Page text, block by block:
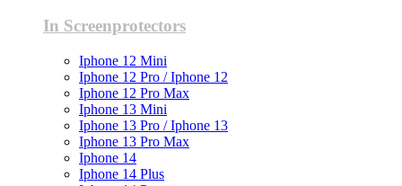
In Screenprotectors
Iphone 12 Mini
Iphone 12 Pro / Iphone 12
Iphone 12 Pro Max
Iphone 13 Mini
Iphone 13 Pro / Iphone 13
Iphone 13 Pro Max
Iphone 14
Iphone 14 Plus